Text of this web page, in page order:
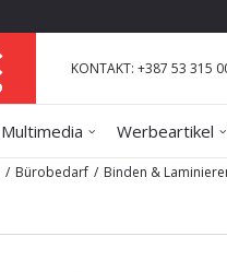
KONTAKT: +387 53 315
Multimedia Werbeartikel
Bürobedarf Binden &